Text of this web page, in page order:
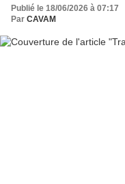
Publié le 18/06/2026 à 07:17
Par CAVAM